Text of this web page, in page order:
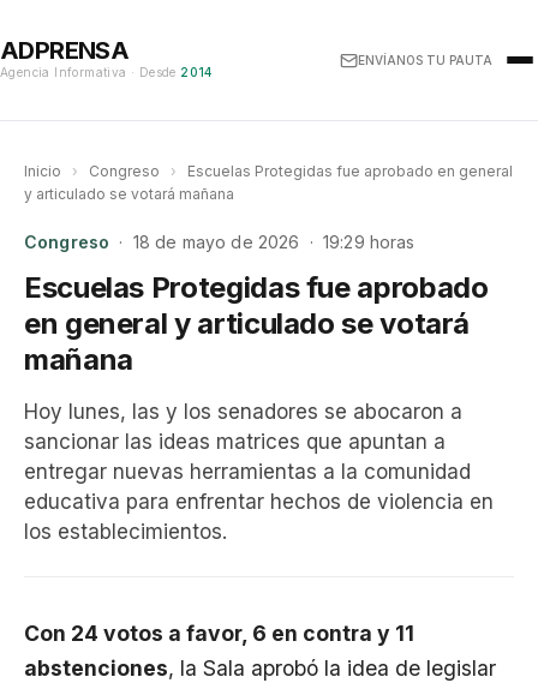
ADPRENSA
Agencia Informativa · Desde 2014
ENVÍANOS TU PAUTA
Inicio › Congreso ›
Escuelas Protegidas fue aprobado en general
y articulado se votará mañana
Congreso · 18 de mayo de 2026 · 19:29 horas
Escuelas Protegidas fue aprobado
en general y articulado se votará
mañana
Hoy lunes, las y los senadores se abocaron a
sancionar las ideas matrices que apuntan a
entregar nuevas herramientas a la comunidad
educativa para enfrentar hechos de violencia en
los establecimientos.
Con 24 votos a favor, 6 en contra y 11
abstenciones, la Sala aprobó la idea de legislar